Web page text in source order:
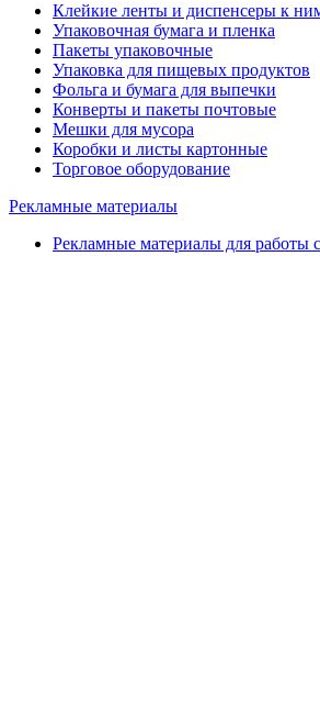
Клейкие ленты и диспенсеры к
Упаковочная бумага и пленка
Пакеты упаковочные
Упаковка для пищевых продуктов
Фольга и бумага для выпечки
Конверты и пакеты почтовые
Мешки для мусора
Коробки и листы картонные
Торговое оборудование
Рекламные материалы
Рекламные материалы для работы